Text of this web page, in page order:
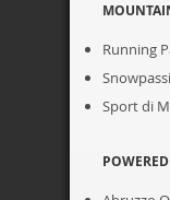
Running
Sport di